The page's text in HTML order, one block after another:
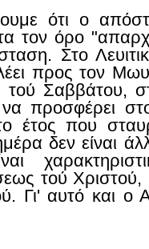
ότι ο
τον όρο
Στο
προς τον
τού Σαββάτου,
προσφέρει
έτος που
δεν είναι
τού
Γι' αυτό και ο